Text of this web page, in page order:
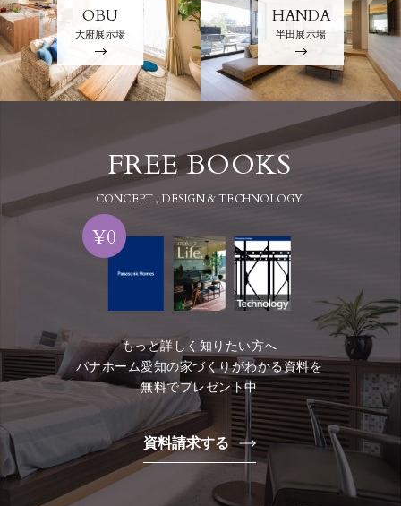
OBU
大府展示場
HANDA
半田展示場
FREE BOOKS
CONCEPT , DESIGN & TECHNOLOGY
¥0
もっと詳しく知りたい方へ
パナホーム愛知の家づくりがわかる資料を
無料でプレゼント中
資料請求する